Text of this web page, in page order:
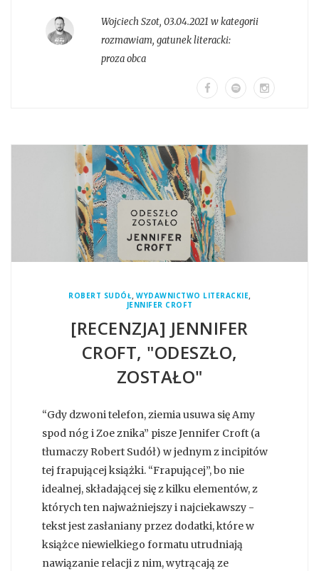
Wojciech Szot, 03.04.2021 w kategorii
rozmawiam, gatunek literacki:
proza obca
ROBERT SUDÓŁ, WYDAWNICTWO LITERACKIE,
JENNIFER CROFT
[RECENZJA] JENNIFER
CROFT, "ODESZŁO,
ZOSTAŁO"
“Gdy dzwoni telefon, ziemia usuwa się Amy
spod nóg i Zoe znika” pisze Jennifer Croft (a
tłumaczy Robert Sudół) w jednym z incipitów
tej frapującej książki. “Frapującej”, bo nie
idealnej, składającej się z kilku elementów, z
których ten najważniejszy i najciekawszy -
tekst jest zasłaniany przez dodatki, które w
książce niewielkiego formatu utrudniają
nawiązanie relacji z nim, wytrącają ze